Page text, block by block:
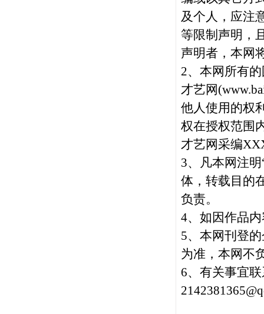
及个人，应注
等限制声明，
声明者，本网
2、本网所有
才艺网(
他人使用的权
权在授权范围
才艺网采编
3、凡本网注
体，转载目的
负责。
4、如因作品
5、本网刊登
为准，本网不
6、有关事宜